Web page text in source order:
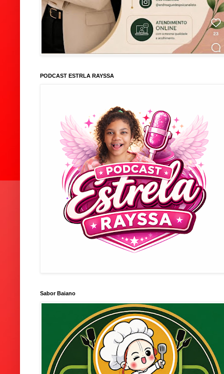
PODCAST ESTRLA RAYSSA
Sabor Baiano